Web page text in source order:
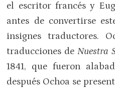
el escritor francés y
antes de convertirse
insignes traductores.
traducciones deNuestra
1841, que fueron
después Ochoa se